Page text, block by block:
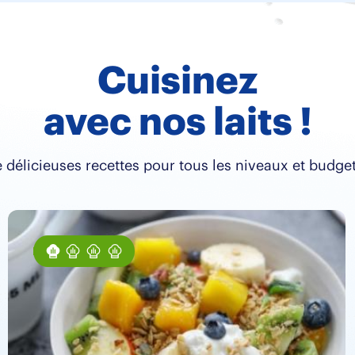
Cuisinez
avec nos laits !
délicieuses recettes pour tous les niveaux et